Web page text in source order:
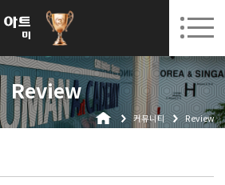
수원캠퍼스 개강 08. 12.(수)
로그인 회원가입 고객센터
Review
커뮤니티 Review